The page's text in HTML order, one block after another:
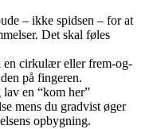
– ikke spidsen – for at
Det skal føles
en cirkulær eller frem-og-
på fingeren.
en “kom her”
mens du gradvist øger
opbygning.